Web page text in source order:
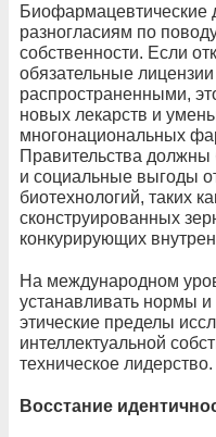
Биофармацевтические
разногласиям по
собственности. Если
обязательные
распространенными,
новых лекарств и
многонациональных
Правительства должны
и социальные выгоды
биотехнологий, таких
сконструированных
конкурирующих
На международном
устанавливать нормы
этические пределы
интеллектуальной
техническое лидерство.
Восстание